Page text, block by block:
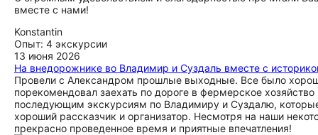
вместе с нами!
Konstantin
Опыт: 4 экскурсии
13 июня 2026
На внедорожнике во Владимир и Суздаль вместе с
Провели с Александром прошлые выходные. Все было
порекомендовал заехать по дороге в фермерское
последующим экскурсиям по Владимиру и Суздалю,
хороший рассказчик и организатор. Несмотря на наши
прекрасно проведенное время и приятные впечатления!